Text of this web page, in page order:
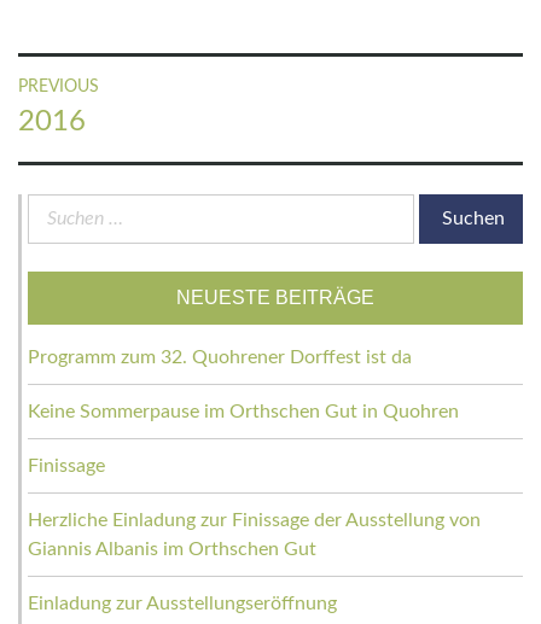
Beitragsnavigation
PREVIOUS
Previous
2016
Suchen
NEUESTE BEITRÄGE
Programm zum 32. Quohrener Dorffest ist da
Keine Sommerpause im Orthschen Gut in Quohren
Finissage
Herzliche Einladung zur Finissage der Ausstellung von
Giannis Albanis im Orthschen Gut
Einladung zur Ausstellungseröffnung